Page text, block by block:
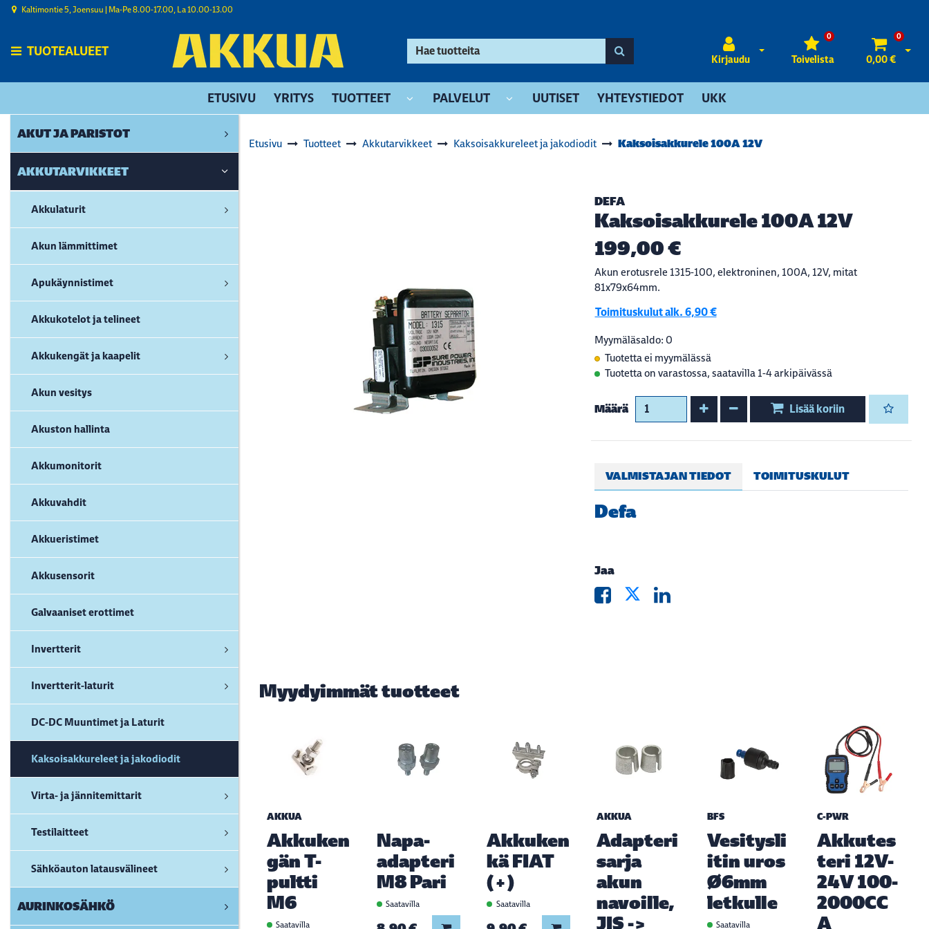
Siirry pääsisältöön
Kaltimontie 5, Joensuu | ​Ma-Pe 8.00-17.00, La 10.00-13.00
TUOTEALUEET
Kirjaudu
Avaa kirjautuminen
Toivelista
0 0
0,00 €
ETUSIVU YRITYS TUOTTEET PALVELUT UUTISET YHTEYSTIEDOT UKK
AKUT JA PARISTOT
AKKUTARVIKKEET
Akkulaturit
Akun lämmittimet
Apukäynnistimet
Akkukotelot ja telineet
Akkukengät ja kaapelit
Akun vesitys
Akuston hallinta
Akkumonitorit
Akkuvahdit
Akkueristimet
Akkusensorit
Galvaaniset erottimet
Invertterit
Invertterit-laturit
DC-DC Muuntimet ja Laturit
Kaksoisakkureleet ja jakodiodit
Virta- ja jännitemittarit
Testilaitteet
Sähköauton latausvälineet
AURINKOSÄHKÖ
Etusivu Tuotteet Akkutarvikkeet Kaksoisakkureleet ja jakodiodit Kaksoisakkurele 100A 12V
DEFA
Kaksoisakkurele 100A 12V
199,00 €
Akun erotusrele 1315-100, elektroninen, 100A, 12V, mitat
81x79x64mm.
Toimituskulut alk. 6,90 €
Myymäläsaldo: 0
Tuotetta ei myymälässä
Tuotetta on varastossa, saatavilla 1-4 arkipäivässä
Määrä Kasvata määrää
Vähennä määrääLisää koriin
VALMISTAJAN TIEDOT TOIMITUSKULUT
Defa
Jaa
Myydyimmät tuotteet
AKKUA
Akkuken
gän T-
pultti
M6
Saatavilla
Napa-
adapteri
M8 Pari
Saatavilla
Akkuken
kä FIAT
(+)
Saatavilla
AKKUA
Adapteri
sarja
akun
navoille,
JIS ->
BFS
Vesitysli
itin uros
Ø6mm
letkulle
Saatavilla
C-PWR
Akkutes
teri 12V-
24V 100-
2000CC
A